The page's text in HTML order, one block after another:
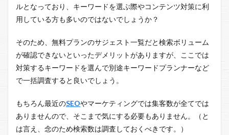
ルとなっており、キーワードを選ぶ際やコンテンツ対策に利
用している方も多いのではないでしょうか？
そのため、無料プランのサジェスト一覧だと検索ボリューム
が確認できないといったデメリットがありますが、ここでは
対策するキーワードを選んで別途キーワードプランナーなど
で一括調査すると良いでしょう。
もちろん最近のSEOやマーケティングでは集客数が全てでは
ありませんので、そこまで気にする必要もありません。（と
は言え、念のため検索数は調査しておくべきです。）